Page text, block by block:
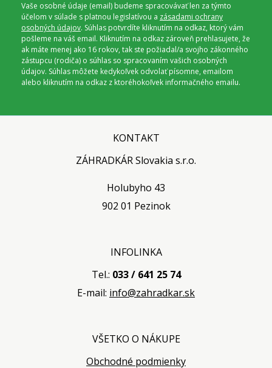
Vaše osobné údaje (email) budeme spracovávať len za týmto
účelom v súlade s platnou legislatívou a zásadami ochrany
osobných údajov. Súhlas potvrdíte kliknutím na odkaz, ktorý vám
pošleme na váš email. Kliknutím na odkaz zároveň prehlasujete, že
ak máte menej ako 16 rokov, tak ste požiadal/a svojho zákonného
zástupcu (rodiča) o súhlas so spracovaním vašich osobných
údajov. Súhlas môžete kedykoľvek odvolať písomne, emailom
alebo kliknutím na odkaz z ktoréhokoľvek informačného emailu.
KONTAKT
ZÁHRADKÁR Slovakia s.r.o.
Holubyho 43
902 01 Pezinok
INFOLINKA
Tel.: 033 / 641 25 74
E-mail: info@zahradkar.sk
VŠETKO O NÁKUPE
Obchodné podmienky